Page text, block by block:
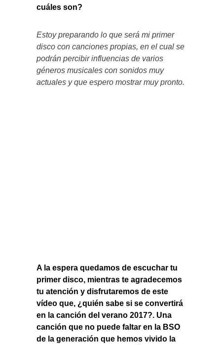
cuáles son?
Estoy preparando lo que será mi primer
disco con canciones propias, en el cual se
podrán percibir influencias de varios
géneros musicales con sonidos muy
actuales y que espero mostrar muy pronto.
A la espera quedamos de escuchar tu
primer disco, mientras te agradecemos
tu atención y disfrutaremos de este
vídeo que, ¿quién sabe si se convertirá
en la canción del verano 2017?. Una
canción que no puede faltar en la BSO
de la generación que hemos vivido la